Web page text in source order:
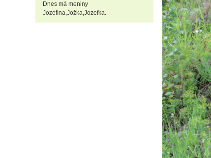
Dnes má meniny
Jozefína,Jožka,Jozefka.